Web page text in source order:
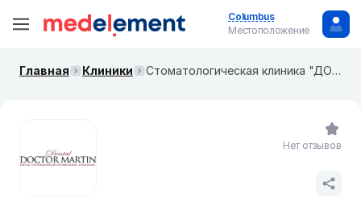
Columbus
Местоположение
Главная Клиники Стоматологическая клиника "ДОКТОР МАРТИН" в Солянском тупике
Нет отзывов